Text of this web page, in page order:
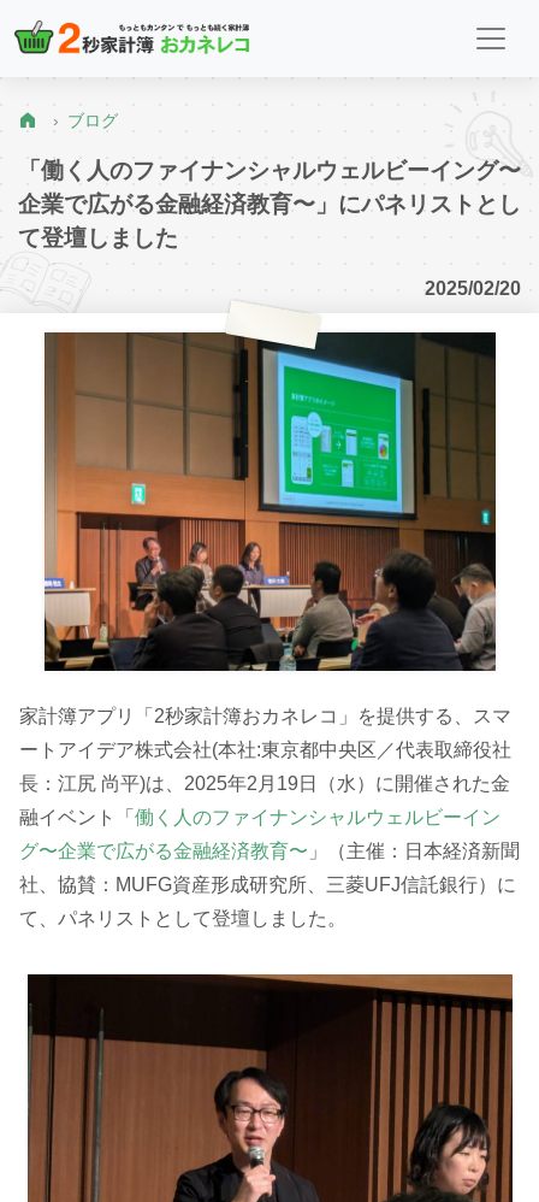
ブログ
「働く人のファイナンシャルウェルビーイング〜
企業で広がる金融経済教育〜」にパネリストとし
て登壇しました
2025/02/20
家計簿アプリ「2秒家計簿おカネレコ」を提供する、スマ
ートアイデア株式会社(本社:東京都中央区／代表取締役社
長：江尻 尚平)は、2025年2月19日（水）に開催された金
融イベント「 働く人のファイナンシャルウェルビーイン
グ〜企業で広がる金融経済教育〜 」（主催：日本経済新聞
社、協賛：MUFG資産形成研究所、三菱UFJ信託銀行）に
て、パネリストとして登壇しました。